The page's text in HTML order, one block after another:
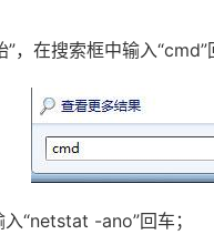
”，在搜索框中输入“cmd”
-ano”回车；